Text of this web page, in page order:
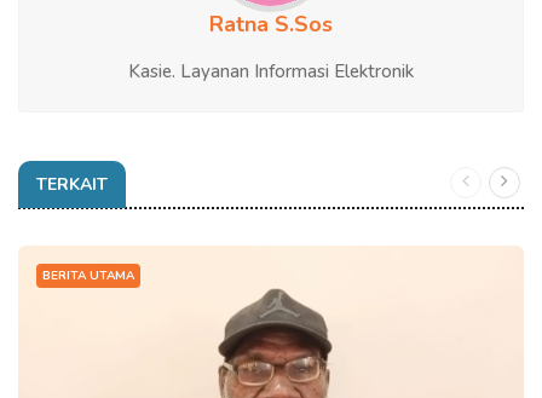
Ratna S.Sos
Kasie. Layanan Informasi Elektronik
TERKAIT
BERITA UTAMA